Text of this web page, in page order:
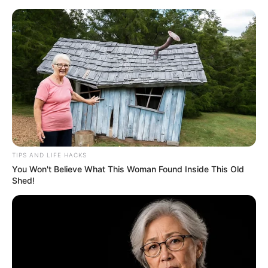
Aller
contenu
ASTRO CHANCE
Les Numéros Chance du Jour
Menu
MEGA MILLIONS CANCER
NUMEROS CHANCE
TIPS AND LIFE HACKS
You Won't Believe What This Woman Found Inside This Old
Shed!